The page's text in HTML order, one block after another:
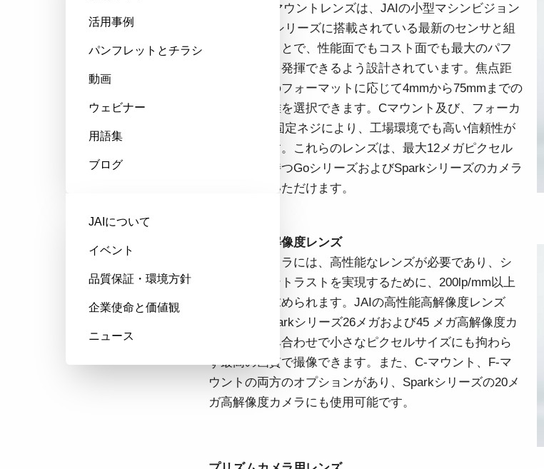
一軸の入射光を分光し、可視画像と近赤
外領域（NIR）の画像を同時に撮像できる
プリズム分光式マルチスペクトルカメラ
です。
従来のベイヤー式カメラを引き離す、優
れた色再現性を誇る3CMOSプリズム分光
式カラーエリアスキャンカメラです。
シングルセンサ - モノクロ
高解像度と高速スキャンレートを両立し
たモノクロCMOSセンサラインスキャン
最大200 kHzのラインレートを実現してい
ます。
トライリニア - カラー
優れたカラーラインスキャン性能を備
え、幅広い用途で利用可能なトライリニ
メラの高度な色再現性までは必要としな
い用途に。
シングルセンサSWIR
デュアルセンサ - SWIR (プリズ
3センサ - RGB (プリズム分光
式)
最新のプリズム技術を搭載し、高性能か
つ高コストパフォーマンスを実現した
3CMOS (R/G/B)カラーラインスキャンカ
4センサ - RGB+NIR (プリズム
分光式)
可視と近赤外領域(NIR)を同時に捉え、
R/G/Bカラー画像データと近赤外光画像の
4つを同時に撮像可能な4センサラインス
4センサーR-G-B+SWIR（プリ
ズム）
活用事例
パンフレットとチラシ
動画
ウェビナー
用語集
ブログ
JAIについて
イベント
品質保証・環境方針
企業使命と価値観
ニュース
JAIの小型Cマウントレンズは、JAIの小型マシンビジョン
カメラGo-Xシリーズに搭載されている最新のセンサと組
み合わせることで、性能面でもコスト面でも最大のパフ
ォーマンスを発揮できるよう設計されています。焦点距
離はセンサのフォーマットに応じて4mmから75mmまでの
固定焦点距離を選択できます。Cマウント及び、フォーカ
ス/絞り用の固定ネジにより、工場環境でも高い信頼性が
保証されます。これらのレンズは、最大12メガピクセル
の解像度を持つGoシリーズおよびSparkシリーズのカメラ
にもお使いいただけます。
高性能、高解像度レンズ
高解像度カメラには、高性能なレンズが必要であり、シ
ャープなコントラストを実現するために、200lp/mm以上
の解像力が求められます。JAIの高性能高解像度レンズ
は、JAIのSparkシリーズ26メガおよび45 メガ高解像度カ
メラとの組み合わせで小さなピクセルサイズにも拘わら
ず最高の画質で撮像できます。また、C-マウント、F-マ
ウントの両方のオプションがあり、Sparkシリーズの20メ
ガ高解像度カメラにも使用可能です。